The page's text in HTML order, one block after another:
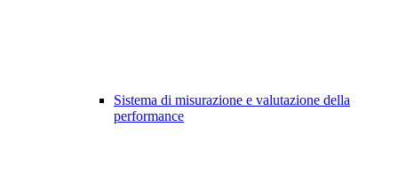
Sistema di misurazione e valutazione della
performance